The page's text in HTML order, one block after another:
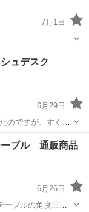
7月1日
ュデスク
6月29日
のですが、すぐ引
ですが、一人でも
ブル 通販商品
6月26日
ーブルの角度三段